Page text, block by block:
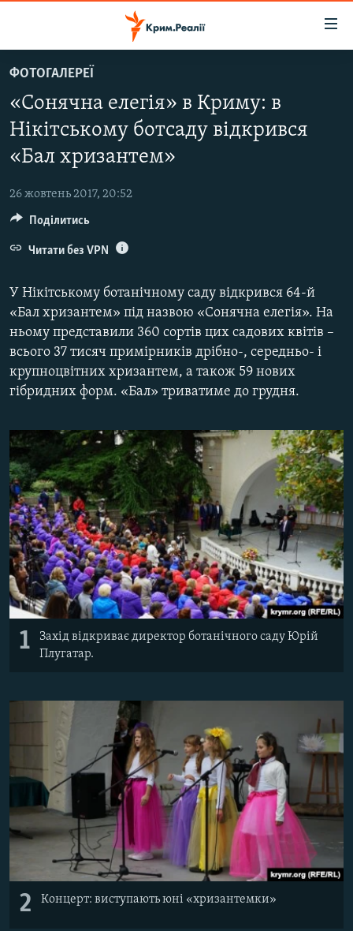
до
основного
матеріалу
до
навігації
Перейти
ВОДА.КРИМ
ВІДЕО ТА ФОТО
ПОЛІТИКА
БЛОГИ
ПОГЛЯД
ІНТЕРВ'Ю
СПЕЦПРОЕКТИ
ДЕПОРТАЦІЯ
ВІДЕОУРОКИ «ELIFBE»
СВІДЧЕННЯ ОКУПАЦІЇ
ІНФОГРАФІКА
ЯК ОБІЙТИ БЛОКУВАННЯ
Русский
ДОЛУЧАЙСЯ!
Усі сайти RFE/RL
ФОТОГАЛЕРЕЇ
«Сонячна елегія» в Криму: в
Нікітському ботсаду відкрився
«Бал хризантем»
26 жовтень 2017, 20:52
У Нікітському ботанічному саду відкрився 64-й
«Бал хризантем» під назвою «Сонячна елегія». На
ньому представили 360 сортів цих садових квітів –
всього 37 тисяч примірників дрібно-, середньо- і
крупноцвітних хризантем, а також 59 нових
гібридних форм. «Бал» триватиме до грудня.
1
Захід відкриває директор ботанічного саду Юрій
Плугатар.
2 Концерт: виступають юні «хризантемки»
Поділитись
Читати без VPN